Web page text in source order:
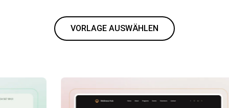
VORLAGE AUSWÄHLEN